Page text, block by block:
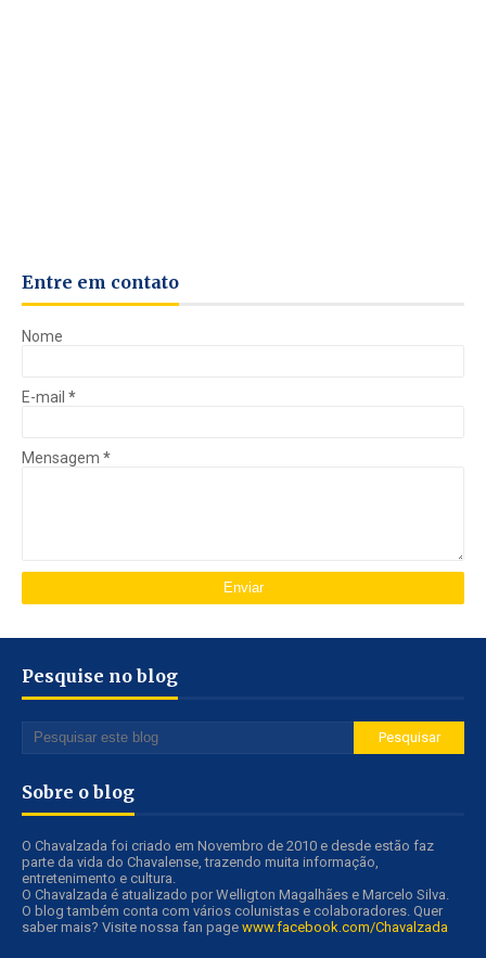
Entre em contato
Nome
E-mail *
Mensagem *
Pesquise no blog
Sobre o blog
O Chavalzada foi criado em Novembro de 2010 e desde estão faz
parte da vida do Chavalense, trazendo muita informação,
entretenimento e cultura.
O Chavalzada é atualizado por Welligton Magalhães e Marcelo Silva.
O blog também conta com vários colunistas e colaboradores. Quer
saber mais? Visite nossa fan page www.facebook.com/Chavalzada